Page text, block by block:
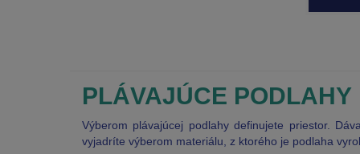
v oboch
je,
ideálna
PLÁVAJÚCE PODLAHY
Výberom plávajúcej podlahy definujete priestor.
vyjadríte výberom materiálu, z ktorého je podlaha